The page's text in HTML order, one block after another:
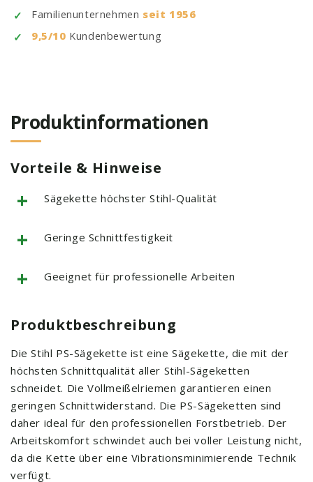
Familienunternehmen seit 1956
9,5/10 Kundenbewertung
Produktinformationen
Vorteile & Hinweise
+ Sägekette höchster Stihl-Qualität
+ Geringe Schnittfestigkeit
+ Geeignet für professionelle Arbeiten
Produktbeschreibung
Die Stihl PS-Sägekette ist eine Sägekette, die mit der
höchsten Schnittqualität aller Stihl-Sägeketten
schneidet. Die Vollmeißelriemen garantieren einen
geringen Schnittwiderstand. Die PS-Sägeketten sind
daher ideal für den professionellen Forstbetrieb. Der
Arbeitskomfort schwindet auch bei voller Leistung nicht,
da die Kette über eine Vibrationsminimierende Technik
verfügt.